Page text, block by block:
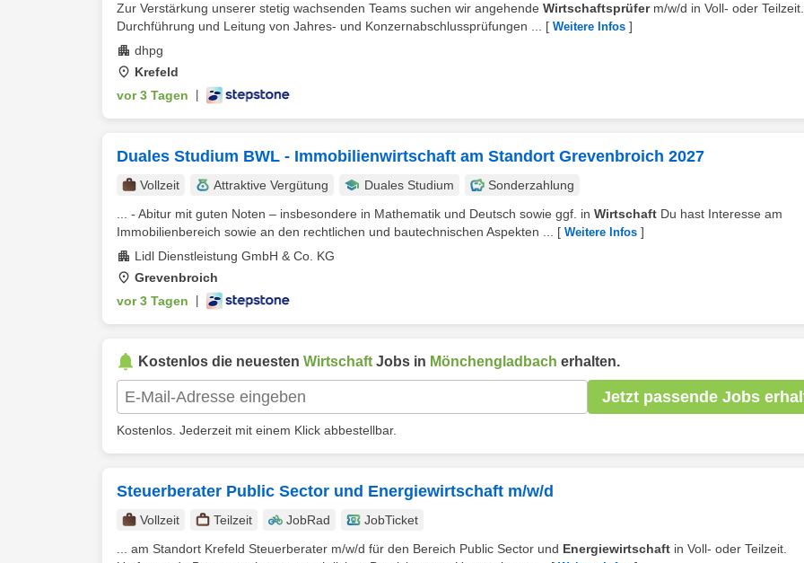
Zur Verstärkung unserer stetig wachsenden Teams suchen wir angehende Wirtschaftsprüferm/w/d in Voll- oder Teilzeit.
Durchführung und Leitung von Jahres- und Konzernabschlussprüfungen ...
[ Weitere Infos ]
dhpg
Krefeld
vor 3 Tagen
Duales Studium BWL - Immobilienwirtschaft am Standort Grevenbroich 2027
Vollzeit Attraktive Vergütung Duales Studium
Sonderzahlung
... - Abitur mit guten Noten – insbesondere in Mathematik und Deutsch sowie ggf. in Wirtschaft Du hast Interesse am
Immobilienbereich sowie an den rechtlichen und bautechnischen Aspekten ...
[ Weitere Infos ]
Lidl Dienstleistung GmbH & Co. KG
Grevenbroich
vor 3 Tagen
Kostenlos die neuesten Wirtschaft Jobs in Mönchengladbach erhalten.
Jetzt passende Jobs
Kostenlos. Jederzeit mit einem Klick abbestellbar.
Steuerberater Public Sector und Energiewirtschaft m/w/d
Vollzeit Teilzeit JobRad
JobTicket
... am Standort Krefeld Steuerberater m/w/d für den Bereich Public Sector und Energiewirtschaft in Voll- oder Teilzeit.